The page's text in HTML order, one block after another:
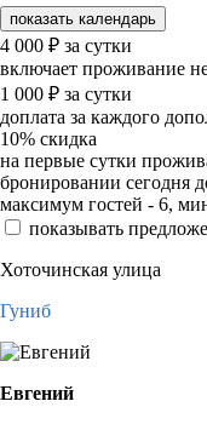
показать календарь
4 000 ₽ за сутки
включает проживание
1 000 ₽ за сутки
доплата за каждого
10% скидка
на первые сутки
бронировании сегодня
максимум гостей - 6,
показывать
Хоточинская улица
Гуниб
Евгений